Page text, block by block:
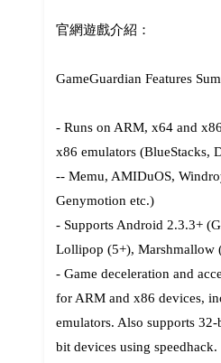
官網遊戲介紹：
GameGuardian Features
- Runs on ARM, x64 and
x86 emulators (BlueStacks,
-- Memu, AMIDuOS,
Genymotion etc.)
- Supports Android 2.3.3+
Lollipop (5+), Marshmallow
- Game deceleration and
for ARM and x86 devices,
emulators. Also supports
bit devices using speedhack.